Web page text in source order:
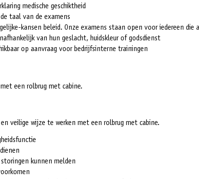
medische geschiktheid
taal van de examens
kansen beleid. Onze examens staan open voor iedereen die
van hun geslacht, huidskleur of godsdienst
op aanvraag voor bedrijfsinterne trainingen
een rolbrug met cabine.
veilige wijze te werken met een rolbrug met cabine.
kunnen melden